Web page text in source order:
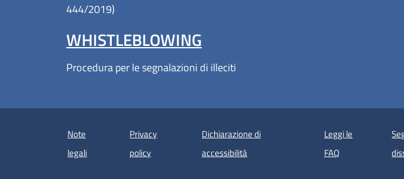
444/2019)
WHISTLEBLOWING
Procedura per le segnalazioni di illeciti
Note
legali
Privacy
policy
Dichiarazione di
accessibilità (apre in un'altra scheda).
Leggi le
FAQ